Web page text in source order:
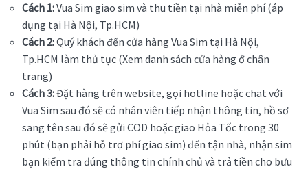
Cách 1:Vua Sim giao sim và thu tiền tại nhà miễn phí (áp
dụng tại Hà Nội, Tp.HCM)
Cách 2:Quý khách đến cửa hàng Vua Sim tại Hà Nội,
Tp.HCM làm thủ tục (Xem danh sách cửa hàng ở chân
trang)
Cách 3:Đặt hàng trên website, gọi hotline hoặc chat với
Vua Sim sau đó sẽ có nhân viên tiếp nhận thông tin, hồ sơ
sang tên sau đó sẽ gửi COD hoặc giao Hỏa Tốc trong 30
phút (bạn phải hỗ trợ phí giao sim) đến tận nhà, nhận sim
bạn kiểm tra đúng thông tin chính chủ và trả tiền cho bưu